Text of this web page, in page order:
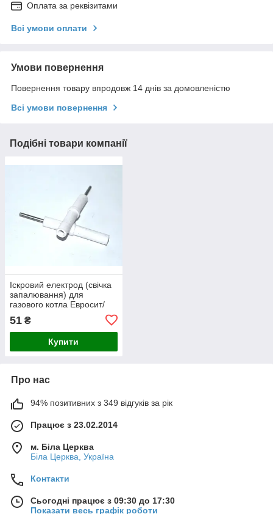
Оплата за реквізитами
Всі умови оплати
Умови повернення
Повернення товару впродовж 14 днів за домовленістю
Всі умови повернення
Подібні товари компанії
Іскровий електрод (свічка
запалювання) для
газового котла Евросит/
Арбат (внутрішня різьба)
51 ₴
Купити
Про нас
94% позитивних з 349 відгуків за рік
Працює з 23.02.2014
м. Біла Церква
Біла Церква, Україна
Контакти
Сьогодні працює з 09:30 до 17:30
Показати весь графік роботи